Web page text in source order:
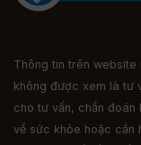
Thông tin trên website
không được xem là tư
cho tư vấn, chẩn đoán
về sức khỏe hoặc cần